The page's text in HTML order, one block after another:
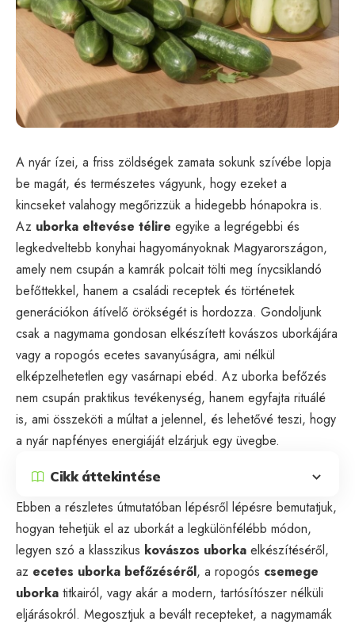
A nyár ízei, a friss zöldségek zamata sokunk szívébe lopja
be magát, és természetes vágyunk, hogy ezeket a
kincseket valahogy megőrizzük a hidegebb hónapokra is.
Az uborka eltevése télire egyike a legrégebbi és
legkedveltebb konyhai hagyományoknak Magyarországon,
amely nem csupán a kamrák polcait tölti meg ínycsiklandó
befőttekkel, hanem a családi receptek és történetek
generációkon átívelő örökségét is hordozza. Gondoljunk
csak a nagymama gondosan elkészített kovászos uborkájára
vagy a ropogós ecetes savanyúságra, ami nélkül
elképzelhetetlen egy vasárnapi ebéd. Az uborka befőzés
nem csupán praktikus tevékenység, hanem egyfajta rituálé
is, ami összeköti a múltat a jelennel, és lehetővé teszi, hogy
a nyár napfényes energiáját elzárjuk egy üvegbe.
Cikk áttekintése
Ebben a részletes útmutatóban lépésről lépésre bemutatjuk,
hogyan tehetjük el az uborkát a legkülönfélébb módon,
legyen szó a klasszikus kovászos uborka elkészítéséről,
az ecetes uborka befőzéséről, a ropogós csemege
uborka titkairól, vagy akár a modern, tartósítószer nélküli
eljárásokról. Megosztjuk a bevált recepteket, a nagymamák